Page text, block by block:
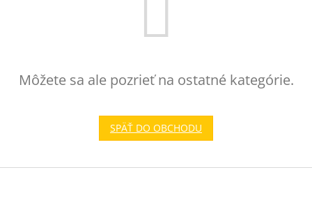
Môžete sa ale pozrieť na ostatné kategórie.
SPÄŤ DO OBCHODU
Z